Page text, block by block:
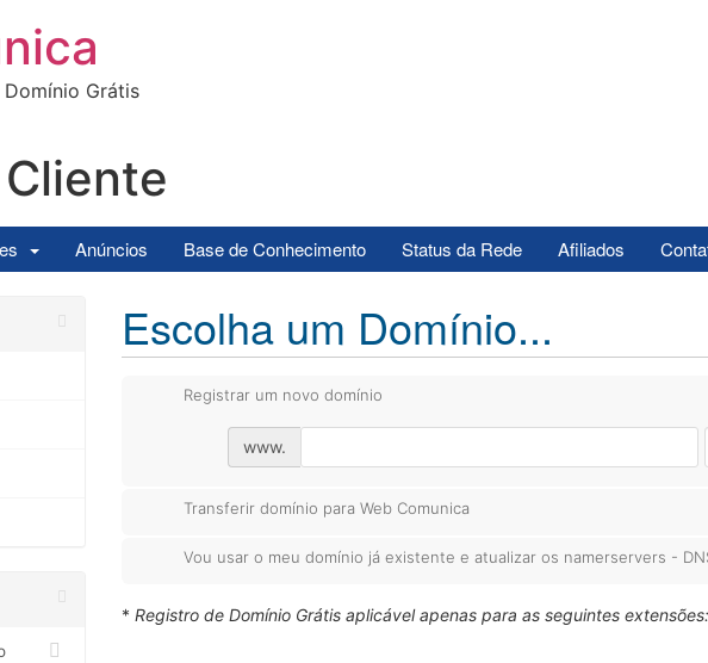
Grátis
Anúncios Base de Conhecimento Status da Rede Afiliados
Escolha um Domínio...
Registrar um novo domínio
www.
Transferir domínio para Web Comunica
Vou usar o meu domínio já existente e atualizar os namerservers -
* Registro de Domínio Grátis aplicável apenas para as seguintes